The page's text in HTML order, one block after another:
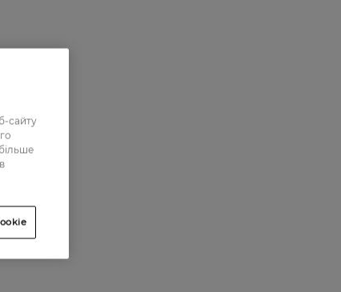
сайту